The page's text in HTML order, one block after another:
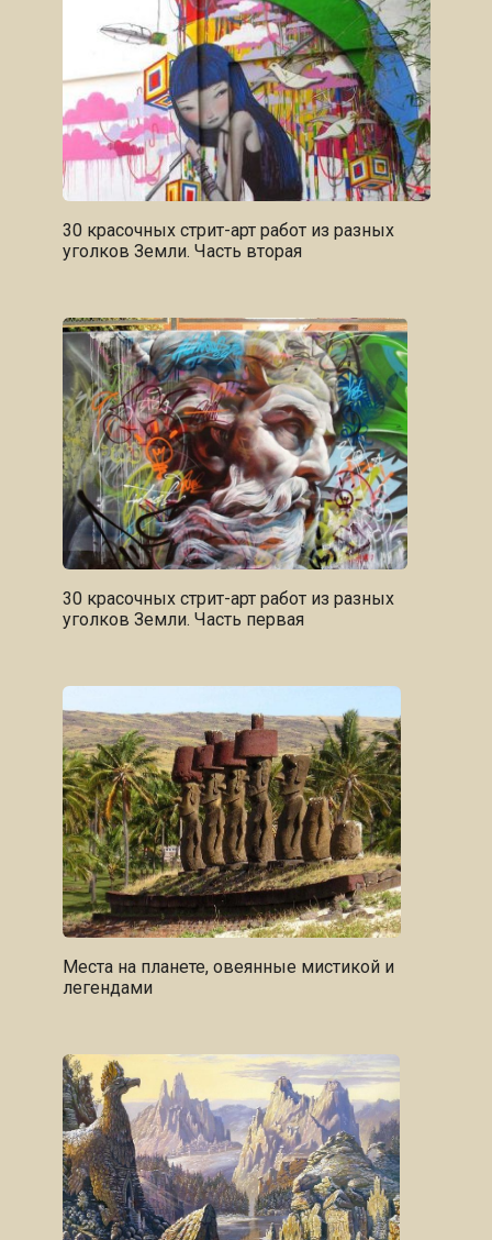
30 красочных стрит-арт работ из разных
уголков Земли. Часть вторая
30 красочных стрит-арт работ из разных
уголков Земли. Часть первая
Места на планете, овеянные мистикой и
легендами